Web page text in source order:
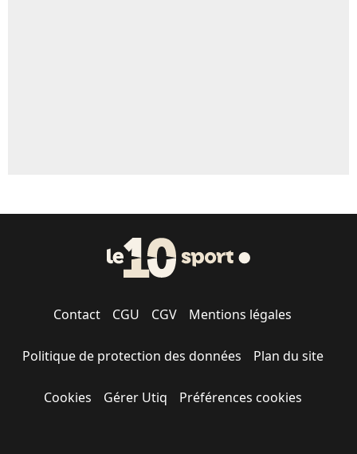
Contact CGU CGV Mentions légales
Politique de protection des données Plan du site
Cookies Gérer Utiq Préférences cookies